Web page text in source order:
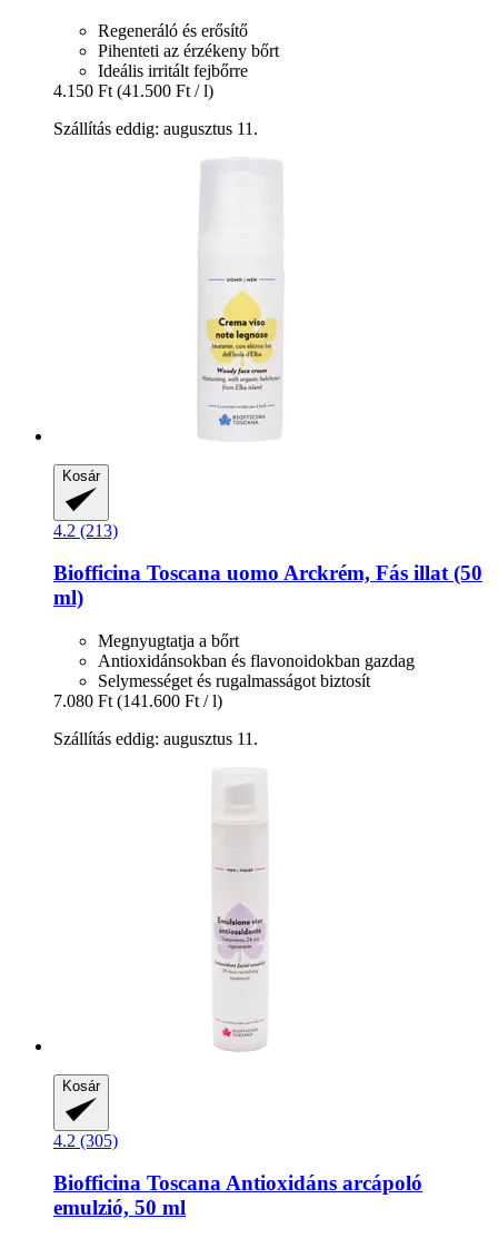
Regeneráló és erősítő
Pihenteti az érzékeny bőrt
Ideális irritált fejbőrre
4.150 Ft (41.500 Ft / l)
Szállítás eddig: augusztus 11.
Kosár
4.2 (213)
Biofficina Toscana uomo Arckrém, Fás illat (50
ml)
Megnyugtatja a bőrt
Antioxidánsokban és flavonoidokban gazdag
Selymességet és rugalmasságot biztosít
7.080 Ft (141.600 Ft / l)
Szállítás eddig: augusztus 11.
Kosár
4.2 (305)
Biofficina ToscanaAntioxidáns arcápoló
emulzió, 50 ml